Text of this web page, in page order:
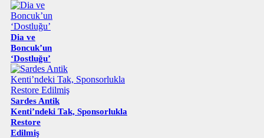
Dia ve
Boncuk’un
‘Dostluğu’
Sardes Antik
Kenti’ndeki Tak, Sponsorlukla
Restore
Edilmiş